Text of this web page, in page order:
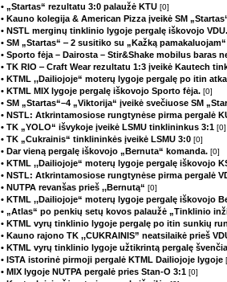
• „Startas“ rezultatu 3:0 palaužė KTU [0]
• Kauno kolegija & American Pizza įveikė SM
• NSTL merginų tinklinio lygoje pergalę iškovojo VDU.
• SM „Startas“ ‒ 2 susitiko su „Kažką pamakaluojam“
• Sporto fėja – Dairosta – Stir&Shake mobilus baras
• TK RIO ‒ Craft Wear rezultatu 1:3 įveikė Kautech
• KTML ,,Dailiojoje“ moterų lygoje pergalę po itin
• KTML MIX lygoje pergalę iškovojo Sporto fėja. [0]
• SM „Startas“–4 „Viktorija“ įveikė svečiuose SM
• NSTL: Atkrintamosiose rungtynėse pirma pergalė
• TK „YOLO“ išvykoje įveikė LSMU tinklininkus 3:1 [0]
• TK „Cukrainis“ tinklininkės įveikė LSMU 3:0 [0]
• Dar vieną pergalę iškovojo „Bernuta“ komanda. [0]
• KTML ,,Dailiojoje“ moterų lygoje pergalę iškovojo
• NSTL: Atkrintamosiose rungtynėse pirma pergalė
• NUTPA revanšas prieš ,,Bernutą“ [0]
• KTML ,,Dailiojoje“ moterų lygoje pergalę iškovojo
• „Atlas“ po penkių setų kovos palaužė „Tinklinio
• KTML vyrų tinklinio lygoje pergalę po itin sunkių
• Kauno rajono TK ,,CUKRAINIS” neatsilaikė prieš
• KTML vyrų tinklinio lygoje užtikrintą pergalę
• ISTA istorinė pirmoji pergalė KTML Dailiojoje lygoje
• MIX lygoje NUTPA pergalė pries Stan-O 3:1 [0]